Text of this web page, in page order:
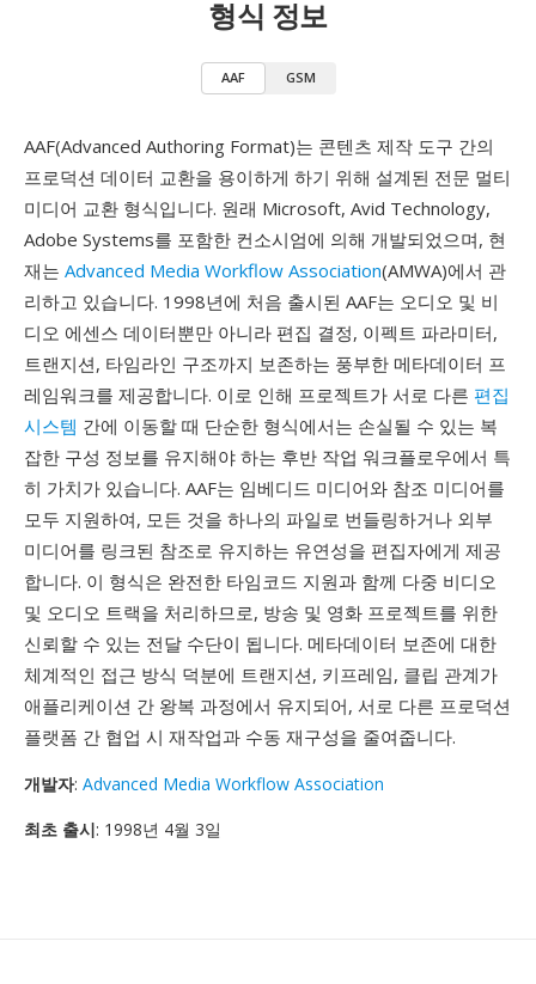
형식 정보
AAF GSM
AAF(Advanced Authoring Format)는 콘텐츠 제작 도구 간의
프로덕션 데이터 교환을 용이하게 하기 위해 설계된 전문 멀티
미디어 교환 형식입니다. 원래 Microsoft, Avid Technology,
Adobe Systems를 포함한 컨소시엄에 의해 개발되었으며, 현
재는 Advanced Media Workflow Association(AMWA)에서 관
리하고 있습니다. 1998년에 처음 출시된 AAF는 오디오 및 비
디오 에센스 데이터뿐만 아니라 편집 결정, 이펙트 파라미터,
트랜지션, 타임라인 구조까지 보존하는 풍부한 메타데이터 프
레임워크를 제공합니다. 이로 인해 프로젝트가 서로 다른 편집
시스템 간에 이동할 때 단순한 형식에서는 손실될 수 있는 복
잡한 구성 정보를 유지해야 하는 후반 작업 워크플로우에서 특
히 가치가 있습니다. AAF는 임베디드 미디어와 참조 미디어를
모두 지원하여, 모든 것을 하나의 파일로 번들링하거나 외부
미디어를 링크된 참조로 유지하는 유연성을 편집자에게 제공
합니다. 이 형식은 완전한 타임코드 지원과 함께 다중 비디오
및 오디오 트랙을 처리하므로, 방송 및 영화 프로젝트를 위한
신뢰할 수 있는 전달 수단이 됩니다. 메타데이터 보존에 대한
체계적인 접근 방식 덕분에 트랜지션, 키프레임, 클립 관계가
애플리케이션 간 왕복 과정에서 유지되어, 서로 다른 프로덕션
플랫폼 간 협업 시 재작업과 수동 재구성을 줄여줍니다.
개발자: Advanced Media Workflow Association
최초 출시: 1998년 4월 3일